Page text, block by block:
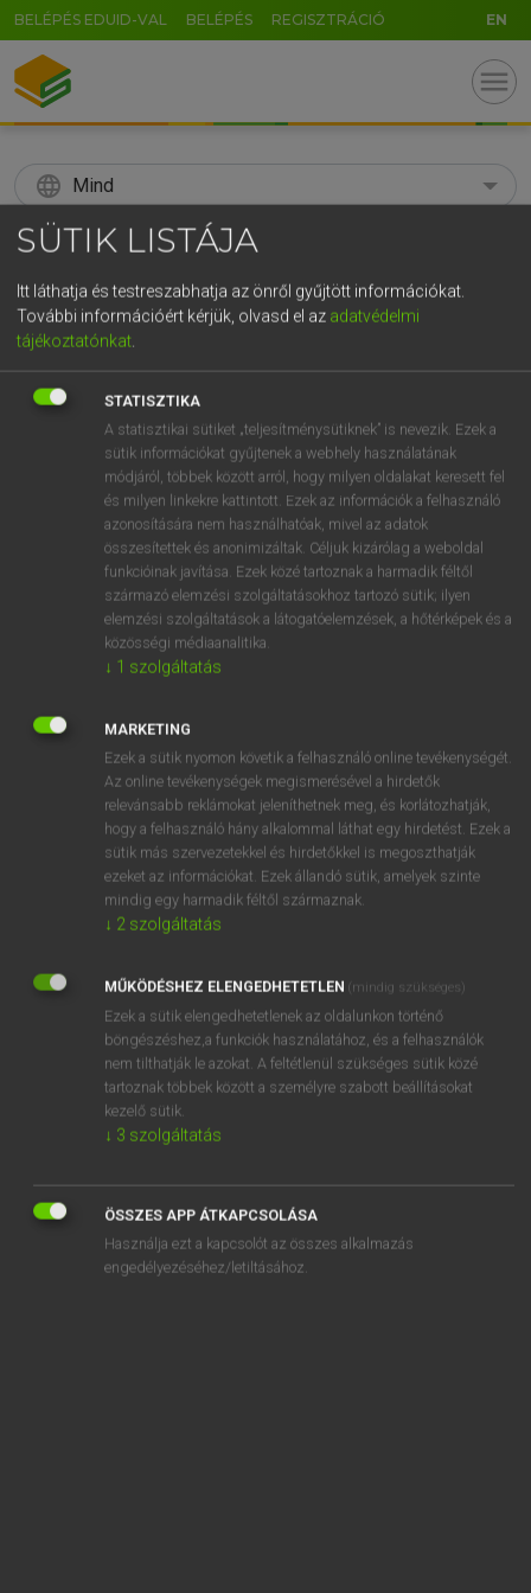
BELÉPÉS EDUID-VAL BELÉPÉS REGISZTRÁCIÓ EN
menu
language Mind
search
KERESÉS
Díjmentes angol szótár
aláereszkedik ige descend
⚲ aláereszkedikkeresése szótárainkban
DÍJMENTES ANGOL SZÓTÁR
alacsonyít
alacsonyság
aláereszkedik
aláértékel
SZOTAR.NET APPLIKÁCIÓ
ONLINE NYELVVIZSGA
SÜTIK LISTÁJA
Itt láthatja és testreszabhatja az önről gyűjtött információkat.
További információért kérjük, olvasd el az adatvédelmi
tájékoztatónkat
STATISZTIKA
A statisztikai sütiket „teljesítménysütiknek” is nevezik. Ezek a
sütik információkat gyűjtenek a webhely használatának
módjáról, többek között arról, hogy milyen oldalakat keresett fel
és milyen linkekre kattintott. Ezek az információk a felhasználó
azonosítására nem használhatóak, mivel az adatok
összesítettek és anonimizáltak. Céljuk kizárólag a weboldal
funkcióinak javítása. Ezek közé tartoznak a harmadik féltől
származó elemzési szolgáltatásokhoz tartozó sütik; ilyen
elemzési szolgáltatások a látogatóelemzések, a hőtérképek és a
közösségi médiaanalitika.
↓ 1 szolgáltatás
MARKETING
Ezek a sütik nyomon követik a felhasználó online tevékenységét.
Az online tevékenységek megismerésével a hirdetők
relevánsabb reklámokat jeleníthetnek meg, és korlátozhatják,
hogy a felhasználó hány alkalommal láthat egy hirdetést. Ezek a
sütik más szervezetekkel és hirdetőkkel is megoszthatják
ezeket az információkat. Ezek állandó sütik, amelyek szinte
mindig egy harmadik féltől származnak.
↓ 2 szolgáltatás
MŰKÖDÉSHEZ ELENGEDHETETLEN (mindig szükséges)
Ezek a sütik elengedhetetlenek az oldalunkon történő
böngészéshez,a funkciók használatához, és a felhasználók
nem tilthatják le azokat. A feltétlenül szükséges sütik közé
tartoznak többek között a személyre szabott beállításokat
kezelő sütik.
↓ 3 szolgáltatás
ÖSSZES APP ÁTKAPCSOLÁSA
Használja ezt a kapcsolót az összes alkalmazás
engedélyezéséhez/letiltásához.
GR
5 6 7 8 9 ö ü ó
r t z u i o p ő ú
k l ű
n m , . AltGr